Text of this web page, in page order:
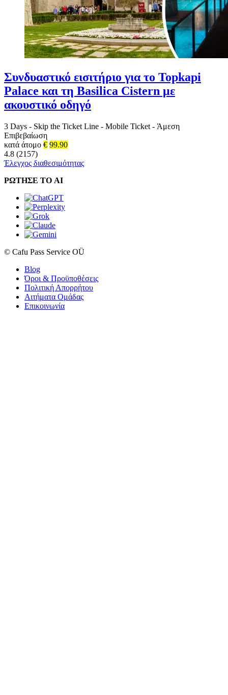
Συνδυαστικό εισιτήριο για το Topkapi
Palace και τη Basilica Cistern με
ακουστικό οδηγό
3 Days - Skip the Ticket Line - Mobile Ticket - Άμεση
Επιβεβαίωση
κατά άτομο € 99.90
4.8 (2157)
Έλεγχος διαθεσιμότητας
ΡΩΤΗΣΕ ΤΟ AI
© Cafu Pass Service OÜ
Blog
Όροι & Προϋποθέσεις
Πολιτική Απορρήτου
Αιτήματα Ομάδας
Επικοινωνία